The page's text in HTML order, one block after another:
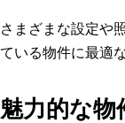
さまざまな設定や
ている物件に最適
魅力的な